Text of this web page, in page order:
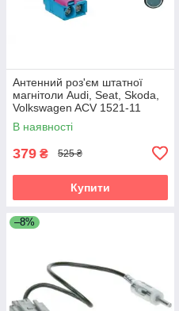
Антенний роз'єм штатної
магнітоли Audi, Seat, Skoda,
Volkswagen ACV 1521-11
В наявності
379 ₴ 525 ₴
Купити
–8%